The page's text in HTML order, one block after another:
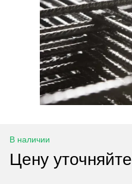
В наличии
Цену уточняйте